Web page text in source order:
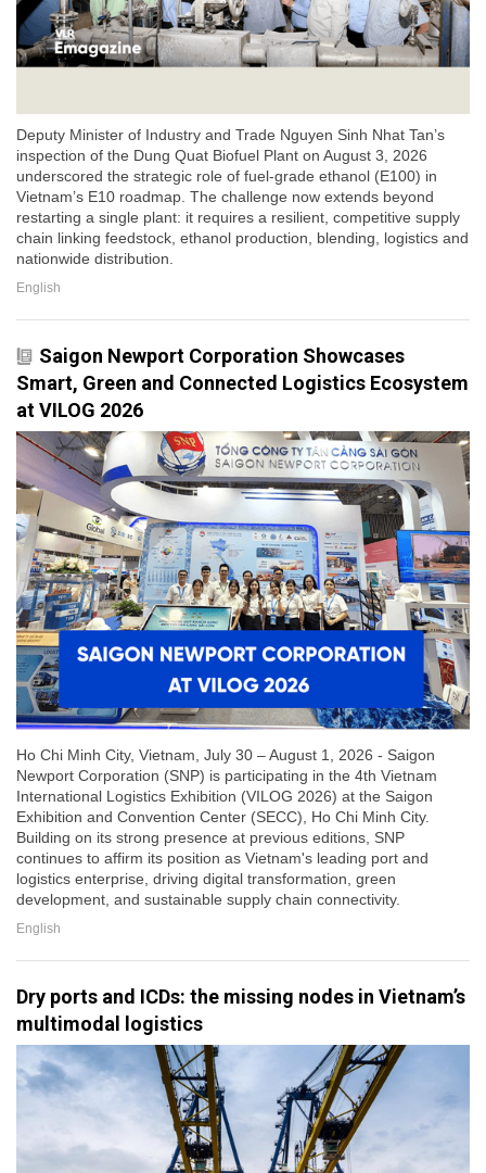
Deputy Minister of Industry and Trade Nguyen Sinh Nhat Tan’s
inspection of the Dung Quat Biofuel Plant on August 3, 2026
underscored the strategic role of fuel-grade ethanol (E100) in
Vietnam’s E10 roadmap. The challenge now extends beyond
restarting a single plant: it requires a resilient, competitive supply
chain linking feedstock, ethanol production, blending, logistics and
nationwide distribution.
English
Saigon Newport Corporation Showcases
Smart, Green and Connected Logistics Ecosystem
at VILOG 2026
Ho Chi Minh City, Vietnam, July 30 – August 1, 2026 - Saigon
Newport Corporation (SNP) is participating in the 4th Vietnam
International Logistics Exhibition (VILOG 2026) at the Saigon
Exhibition and Convention Center (SECC), Ho Chi Minh City.
Building on its strong presence at previous editions, SNP
continues to affirm its position as Vietnam's leading port and
logistics enterprise, driving digital transformation, green
development, and sustainable supply chain connectivity.
English
Dry ports and ICDs: the missing nodes in Vietnam’s
multimodal logistics